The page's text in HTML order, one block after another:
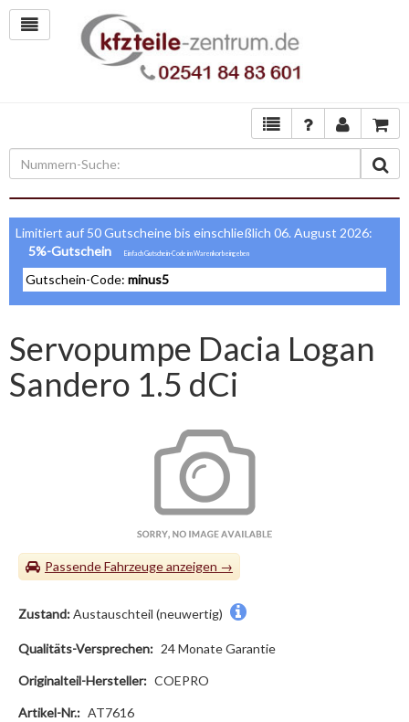
Limitiert auf 50 Gutscheine bis einschließlich 06. August 2026:
5%-Gutschein
Gutschein-Code: minus5
Servopumpe Dacia Logan
Sandero 1.5 dCi
Passende Fahrzeuge
Zustand:Austauschteil (neuwertig)
Qualitäts-Versprechen: 24 Monate Garantie
Originalteil-Hersteller: COEPRO
Artikel-Nr.: AT7616